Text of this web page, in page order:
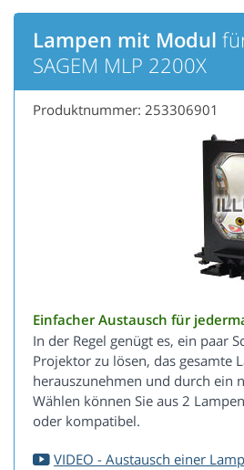
Lampen mit Modul
SAGEM MLP 2200X
Produktnummer: 253306901
Einfacher Austausch für
In der Regel genügt es, ein paar
Projektor zu lösen, das gesamte
herauszunehmen und durch ein
Wählen können Sie aus 2
oder kompatibel.
VIDEO - Austausch einer